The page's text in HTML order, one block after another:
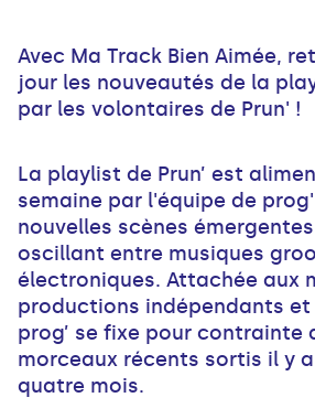
Avec Ma Track Bien Aimée,
jour les nouveautés de la
par les volontaires de Prun' !
La playlist de Prun’ est
semaine par l'équipe de
nouvelles scènes
oscillant entre musiques
électroniques. Attachée aux
productions indépendants
prog’ se fixe pour contrainte
morceaux récents sortis il y
quatre mois.